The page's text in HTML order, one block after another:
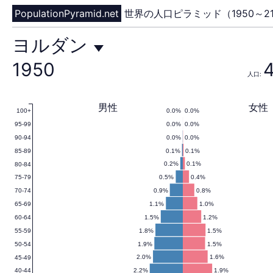
PopulationPyramid.net 世界の人口ピラミッド（1950～
ヨ
ル
ダ
ン
の
ヨルダン
1950
人口:
1.9%
2.2%
1.6%
2.0%
1.5%
1.9%
1.5%
1.8%
1.2%
1.5%
1.0%
1.1%
0.8%
0.9%
0.4%
0.5%
0.1%
0.2%
0.1%
0.1%
0.0%
0.0%
0.0%
0.0%
0.0%
0.0% 女性
男性
40-44
45-49
50-54
55-59
60-64
65-69
70-74
75-79
80-84
85-89
90-94
95-99
100+